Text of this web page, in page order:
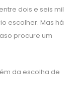
dois e seis mil
escolher. Mas há
procure um
da escolha de